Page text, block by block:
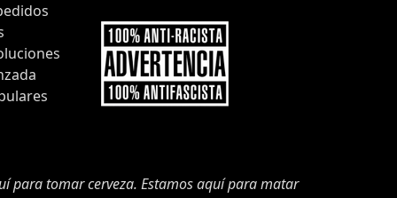
para tomar cerveza. Estamos aquí para matar